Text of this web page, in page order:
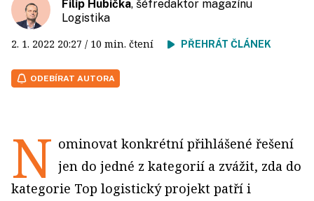
Filip Hubička, šéfredaktor magazínu
Logistika
2. 1. 2022 20:27 / 10 min. čtení PŘEHRÁT ČLÁNEK
ODEBÍRAT AUTORA
N ominovat konkrétní přihlášené řešení
jen do jedné z kategorií a zvážit, zda do
kategorie Top logistický projekt patří i